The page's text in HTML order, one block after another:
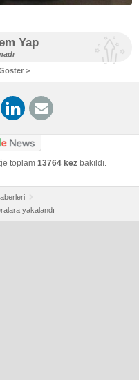
Yap
>
toplam 13764 kez bakıldı.
yakalandı